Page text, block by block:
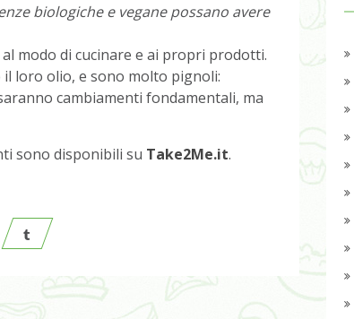
biologiche e vegane possano avere
modo di cucinare e ai propri prodotti.
loro olio, e sono molto pignoli:
cambiamenti fondamentali, ma
sono disponibili su Take2Me.it.